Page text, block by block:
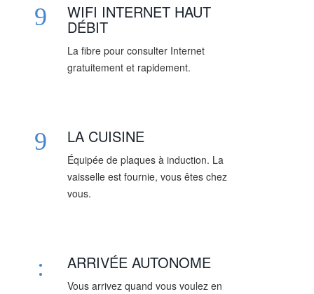
WIFI INTERNET HAUT
DÉBIT
La fibre pour consulter Internet
gratuitement et rapidement.
LA CUISINE
Équipée de plaques à induction. La
vaisselle est fournie, vous êtes chez
vous.
ARRIVÉE AUTONOME
Vous arrivez quand vous voulez en